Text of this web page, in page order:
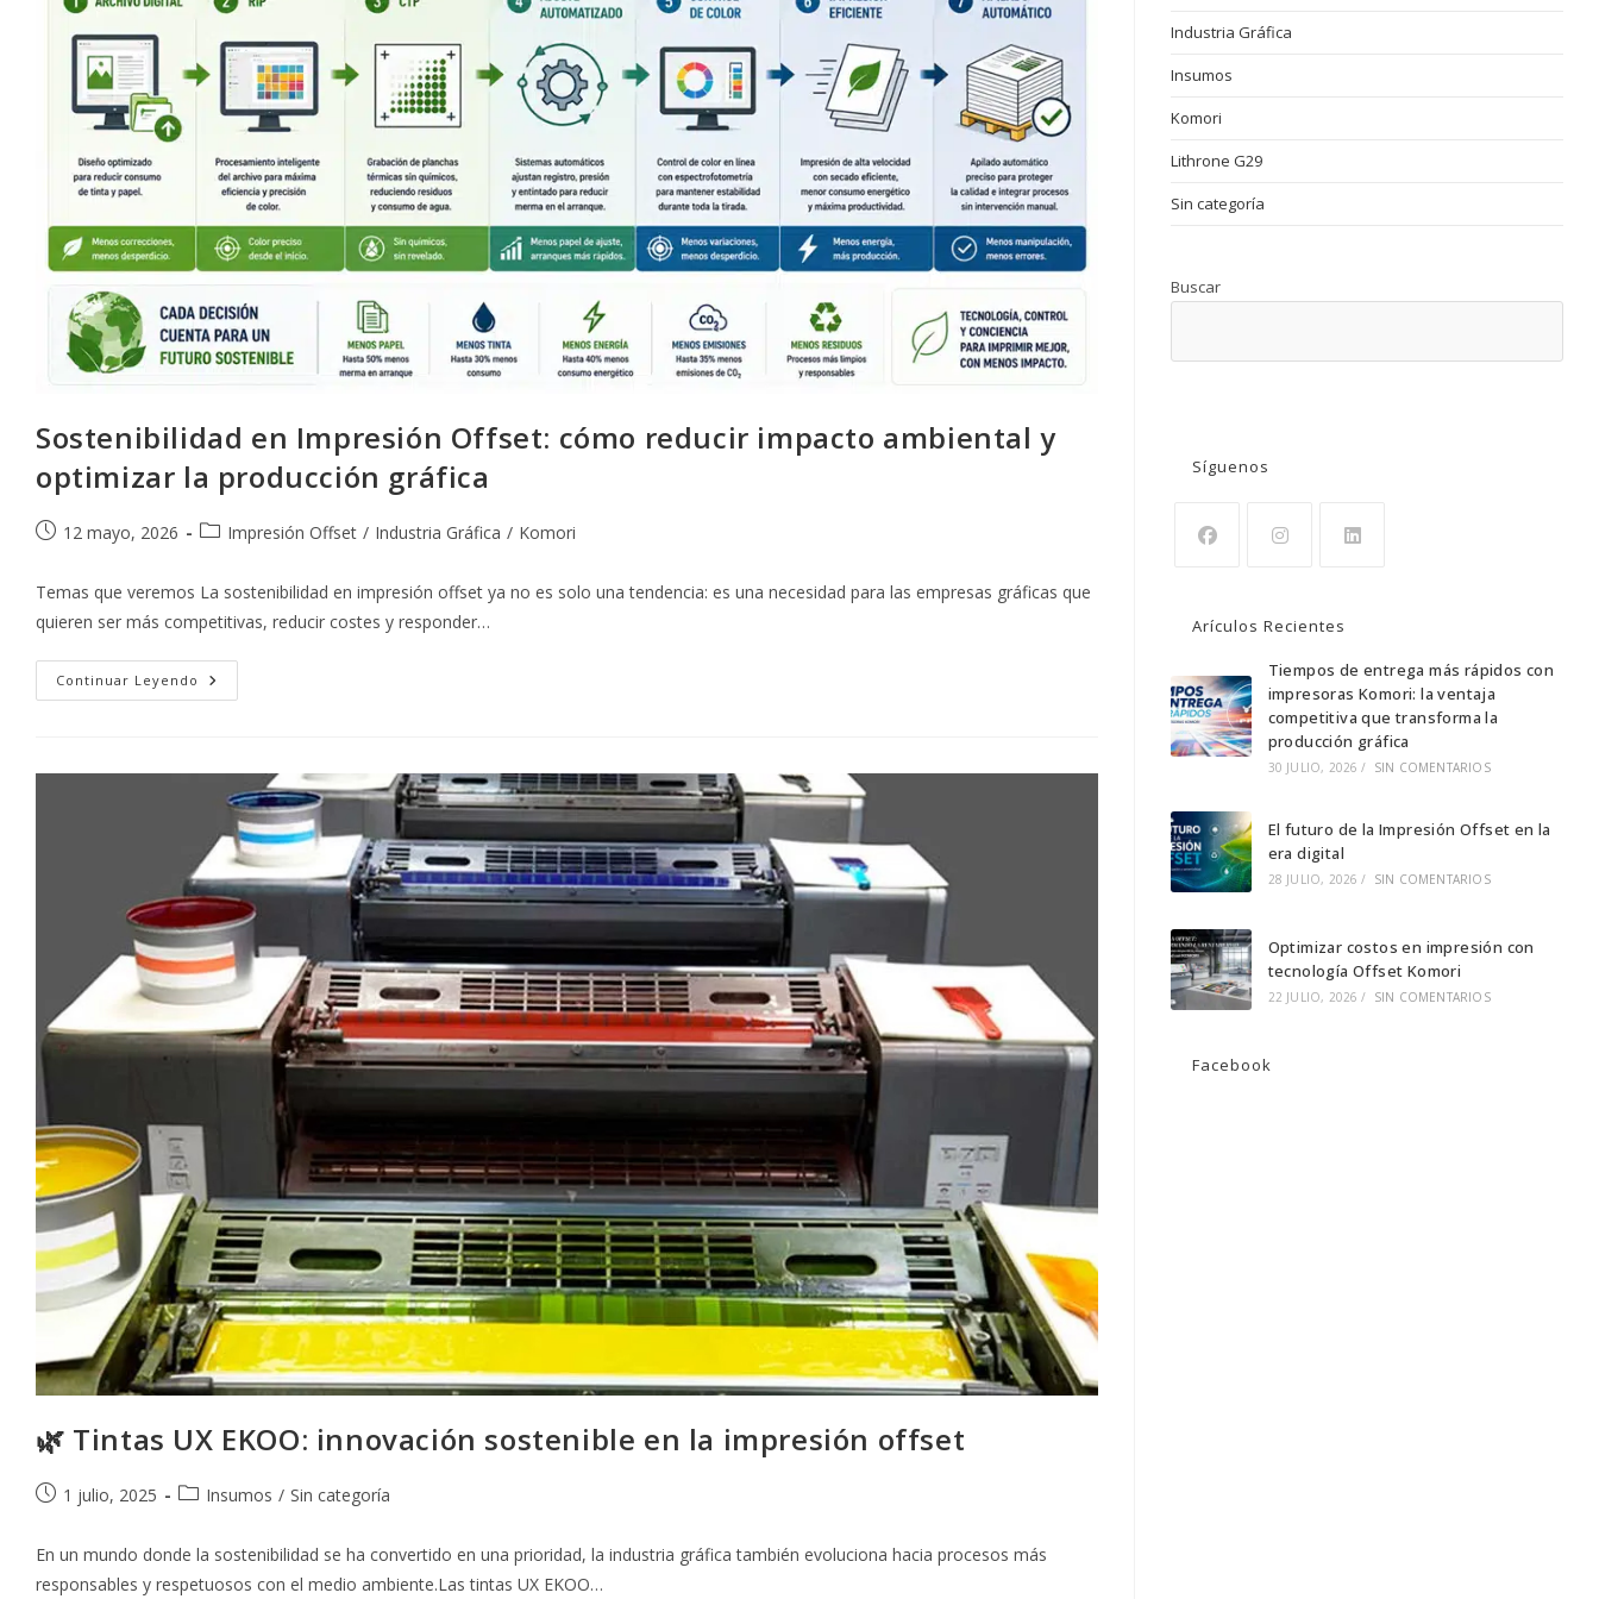
Sostenibilidad en Impresión Offset: cómo reducir impacto ambiental y
optimizar la producción gráfica
Publicación
entrada:
12 mayo, 2026
Categoría
entrada:
Impresión Offset / Industria Gráfica / Komori
Temas que veremos La sostenibilidad en impresión offset ya no es solo una tendencia: es una necesidad para las empresas gráficas que
quieren ser más competitivas, reducir costes y responder…
Continuar Leyendo Sostenibilidad
En
Impacto
Ambiental
Optimizar
La
Producción
Gráfica
🌿 Tintas UX EKOO: innovación sostenible en la impresión offset
Publicación
entrada:
1 julio, 2025
Categoría
la
entrada:
Insumos / Sin categoría
En un mundo donde la sostenibilidad se ha convertido en una prioridad, la industria gráfica también evoluciona hacia procesos más
responsables y respetuosos con el medio ambiente.Las tintas UX EKOO…
Industria Gráfica
Insumos
Komori
Lithrone G29
Sin categoría
Buscar
Síguenos
una
nueva
pestaña
una
nueva
pestaña
una
nueva
pestaña
Arículos Recientes
Tiempos de entrega más rápidos con
impresoras Komori: la ventaja
competitiva que transforma la
producción gráfica
30 JULIO, 2026 / SIN COMENTARIOS
El futuro de la Impresión Offset en la
era digital
28 JULIO, 2026 / SIN COMENTARIOS
Optimizar costos en impresión con
tecnología Offset Komori
22 JULIO, 2026 / SIN COMENTARIOS
Facebook